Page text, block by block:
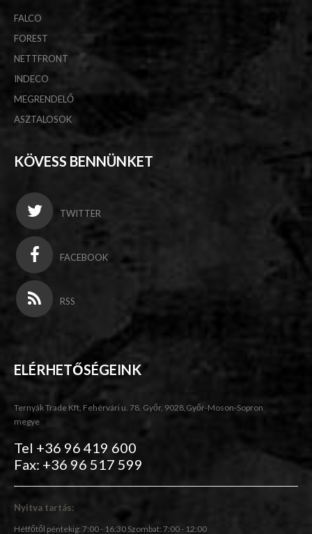
FALCO
FOREST
NETTFRONT
INDECO
MEGRENDELŐ
ASZTALOSOK
KÖVESS BENNÜNKET
TWITTER
FACEBOOK
RSS
ELÉRHETŐSÉGEINK
Ternyák Trade Kft, Fehérvári u. 78. Győr, 9028,Győr-Moson-Sopron
megye
Tel +36 96 419 600
Fax: +36 96 517 599
Nyitva tartás:
Hétfőtől péntekig: 7:00 - 16:30 Szombat: 7:00 - 12:00